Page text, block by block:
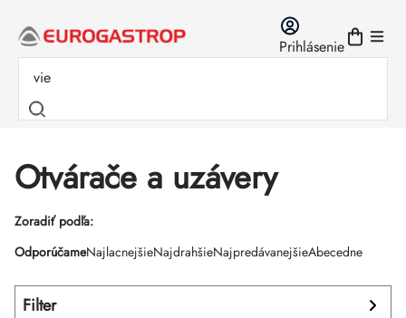
obsah
Prihlásenie
Otvárače a uzávery
Zoradiť podľa:
Radenie
produktov
OdporúčameNajlacnejšieNajdrahšieNajpredávanejšieAbecedne
Filter
Výpis
produktov